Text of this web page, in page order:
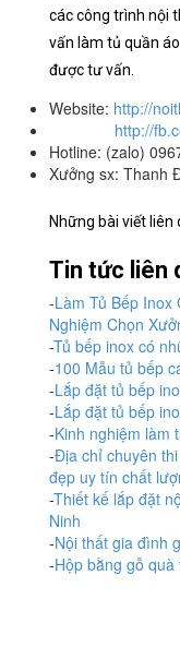
các công trình nội
vấn làm tủ quần
được tư vấn.
Website: http://
http://
Hotline: (zalo)
Xưởng sx: Thanh
Những bài viết
Tin tức liên
-Làm Tủ Bếp
Nghiệm Chọn
-Tủ bếp inox có
-100 Mẫu tủ bếp
-Lắp đặt tủ bếp
-Lắp đặt tủ bếp
-Kinh nghiệm làm
-Địa chỉ chuyên
đẹp uy tín chất
-Thiết kế lắp đặt
Ninh
-Nội thất gia đình
-Hộp bằng gỗ